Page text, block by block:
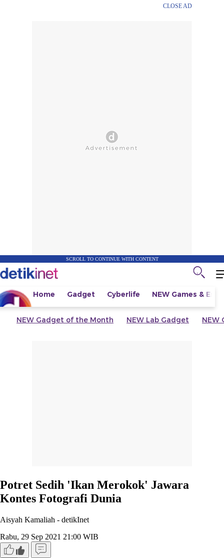
CLOSE AD
SCROLL TO CONTINUE WITH CONTENT
Home Gadget Cyberlife NEW Games &
NEW Gadget of the Month NEW Lab Gadget NEW
Potret Sedih 'Ikan Merokok' Jawara
Kontes Fotografi Dunia
Aisyah Kamaliah - detikInet
Rabu, 29 Sep 2021 21:00 WIB